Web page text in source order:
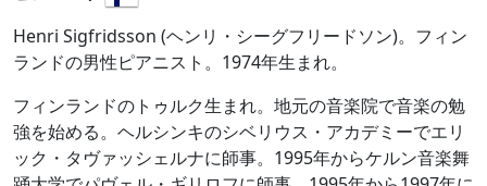
Henri Sigfridsson (ヘンリ・シーグフリードソン)。フィン
ランドの男性ピアニスト。1974年生まれ。
フィンランドのトゥルク生まれ。地元の音楽院で音楽の勉
強を始める。ヘルシンキのシベリウス・アカデミーでエリ
ック・タヴァッシェルナに師事。1995年からケルン音楽舞